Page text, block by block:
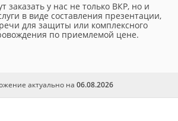
заказать у нас не только ВКР, но и
в виде составления презентации,
для защиты или комплексного
по приемлемой цене.
актуально на 06.08.2026